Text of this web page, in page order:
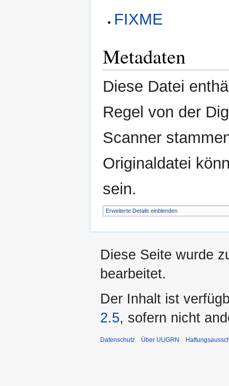
FIXME
Metadaten
Diese Datei
Regel von der
Scanner
Originaldatei
sein.
Erweiterte Details einblenden
Diese Seite wurde
bearbeitet.
Der Inhalt ist
2.5, sofern nicht
Datenschutz Über UUGRN